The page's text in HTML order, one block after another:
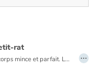
rat
Contre la dictature d’un corps mince et parfait. La souris Moussy, à la silhouette replète, est à l’Opéra pour passer le concours de petit rat. Les sœurs Fluettes, des souris mal intentionnées à la taille ultrafine, lui font remarquer qu’il sera difficile de réussir le concours sans perdre du poids. Moussy, influencée, déstabilisée, va se mettre au régime jusqu’à ne plus manger et perdre toutes ses forces. Heureusement la VSS, la Vieille Souris Sage, veille sur Moussy... …